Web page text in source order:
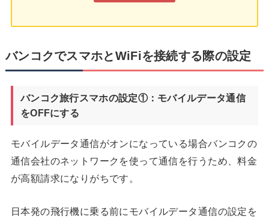
バンコクでスマホとWiFiを接続する際の設定
バンコク旅行スマホの設定①：モバイルデータ通信
をOFFにする
モバイルデータ通信がオンになっている場合バンコクの
通信会社のネットワークを使って通信を行うため、料金
が高額請求になりがちです。
日本発の飛行機に乗る前にモバイルデータ通信の設定を